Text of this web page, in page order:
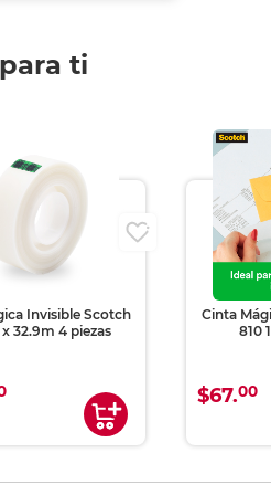
ti
Invisible Scotch
32.9m 4 piezas
Cinta
810
$67.00